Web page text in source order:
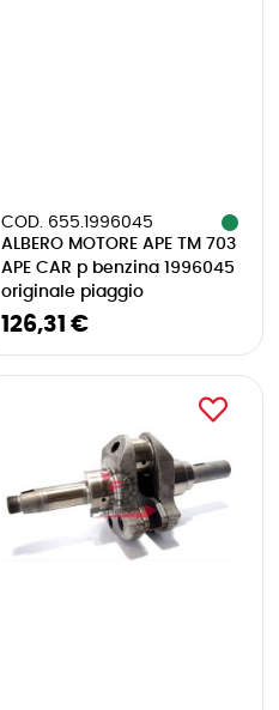
COD. 655.1996045
ALBERO MOTORE APE TM 703
APE CAR p benzina 1996045
originale piaggio
126,31 €